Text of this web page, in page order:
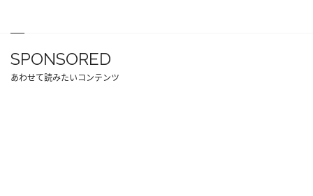
SPONSORED
あわせて読みたいコンテンツ